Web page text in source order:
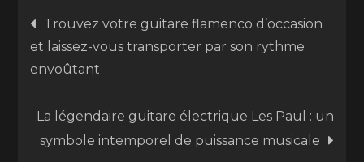
Navigation
de
l’article
Trouvez votre guitare flamenco d’occasion
et laissez-vous transporter par son rythme
envoûtant
La légendaire guitare électrique Les Paul : un
symbole intemporel de puissance musicale